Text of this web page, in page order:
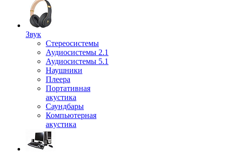
Звук
Стереосистемы
Аудиосистемы 2.1
Аудиосистемы 5.1
Наушники
Плеера
Портативная
акустика
Саундбары
Компьютерная
акустика